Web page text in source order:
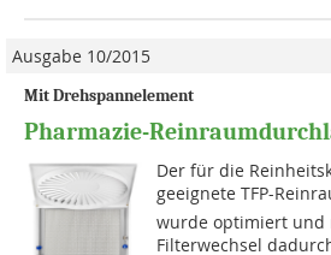
Ausgabe 10/2015
Mit Drehspannelement
Pharmazie-
Der für die
geeignete TFP-
wurde optimiert und
Filterwechsel